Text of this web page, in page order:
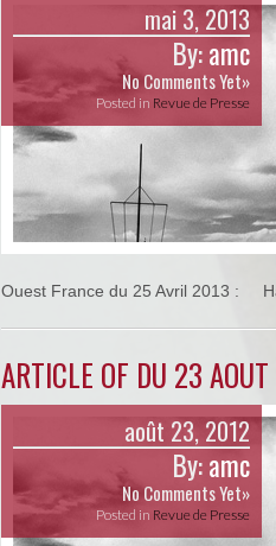
mai 3, 2013
By:amc
No Comments Yet»
Posted in Revue de Presse
Ouest France du 25 Avril 2013 :
ARTICLE OF DU 23
août 23, 2012
By:amc
No Comments Yet»
Posted in Revue de Presse